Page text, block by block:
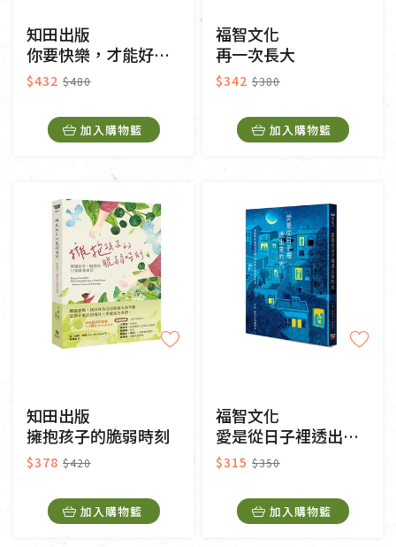
知田出版
你要快樂，才能好好生活
$432 $480
加入購物籃
福智文化
再一次長大
$342 $380
加入購物籃
知田出版
擁抱孩子的脆弱時刻
$378 $420
加入購物籃
福智文化
愛是從日子裡透出來的光
$315 $350
加入購物籃